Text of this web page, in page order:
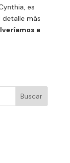
es
más
a
Buscar